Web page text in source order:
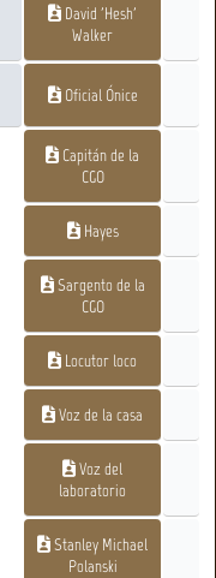
David 'Hesh'
Walker
Oficial Ónice
Capitán de la
CGO
Hayes
Sargento de la
CGO
Locutor loco
Voz de la casa
Voz del
laboratorio
Stanley Michael
Polanski